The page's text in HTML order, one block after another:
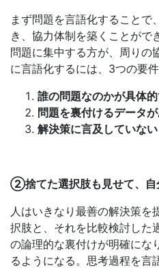
まず問題を言語化することで
き、協力体制を築くことがで
問題に集中する方が、周りの
に言語化するには、3つの要件
誰の問題なのかが具体
問題を裏付けるデータ
解決策に言及していない
②捨てた選択肢も見せて、自
人はいきなり最善の解決策を
択肢と、それを比較検討した
の論理的な裏付けが明確にな
るようになる。思考過程を言